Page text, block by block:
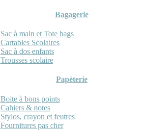
Bagagerie
Sac à main et Tote bags
Cartables Scolaires
Sac à dos enfants
Trousses scolaire
Papèterie
Boite à bons points
Cahiers & notes
Stylos, crayon et feutres
Fournitures pas cher